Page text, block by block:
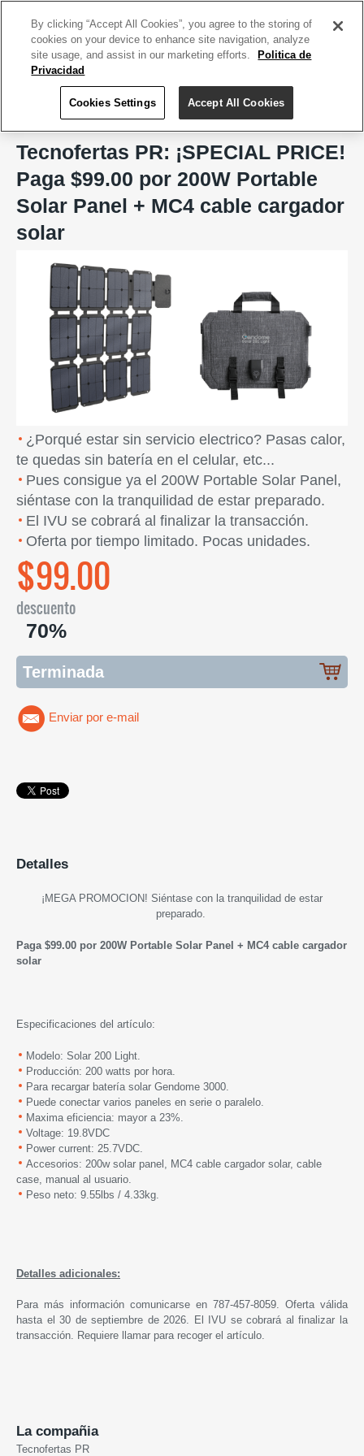
Tecnofertas PR
Tecnofertas PR: ¡SPECIAL PRICE!
Paga $99.00 por 200W Portable
Solar Panel + MC4 cable cargador
solar
Previous
¿Porqué estar sin servicio electrico? Pasas calor,
te quedas sin batería en el celular, etc...
Pues consigue ya el 200W Portable Solar Panel,
siéntase con la tranquilidad de estar preparado.
El IVU se cobrará al finalizar la transacción.
Oferta por tiempo limitado. Pocas unidades.
$99.00
descuento
70%
Terminada
Enviar por e-mail
Detalles
¡MEGA PROMOCION! Siéntase con la tranquilidad de estar
preparado.
Paga $99.00 por 200W Portable Solar Panel + MC4 cable cargador
solar
Especificaciones del artículo:
Modelo: Solar 200 Light.
Producción: 200 watts por hora.
Para recargar batería solar Gendome 3000.
Puede conectar varios paneles en serie o paralelo.
Maxima eficiencia: mayor a 23%.
Voltage: 19.8VDC
Power current: 25.7VDC.
Accesorios: 200w solar panel, MC4 cable cargador solar, cable
case, manual al usuario.
Peso neto: 9.55lbs / 4.33kg.
Detalles adicionales:
Para más información comunicarse en 787-457-8059. Oferta válida
hasta el 30 de septiembre de 2026. El IVU se cobrará al finalizar la
transacción. Requiere llamar para recoger el artículo.
La compañia
Tecnofertas PR
By clicking “Accept All Cookies”, you agree to the storing of
cookies on your device to enhance site navigation, analyze
site usage, and assist in our marketing efforts.
Politica de
Privacidad
Cookies Settings Accept All Cookies